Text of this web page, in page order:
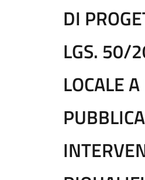
DI
LGS. 50/
LOCALE